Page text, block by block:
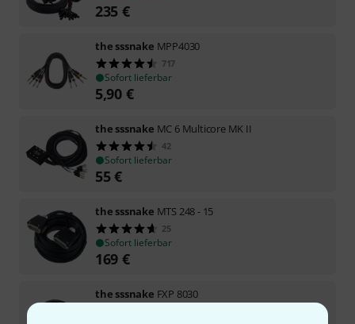
235 €
the sssnake MPP4030
717
Sofort lieferbar
5,90 €
the sssnake MC 6 Multicore MK II
42
Sofort lieferbar
55€
the sssnake MTS 248 - 15
25
Sofort lieferbar
169 €
the sssnake FXP 8030